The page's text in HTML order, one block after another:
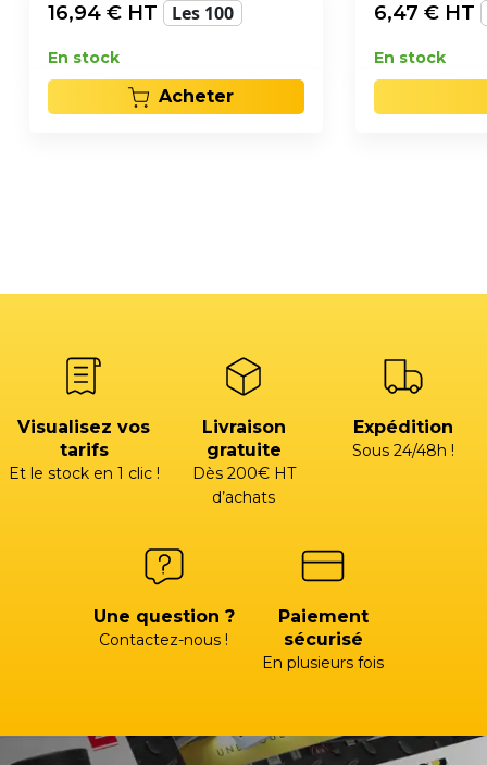
16,94 € HT Les 100
En stock
Acheter
6,47 € HT
En stock
Visualisez vos
tarifs
Et le stock en 1 clic !
Livraison
gratuite
Dès 200€ HT
d’achats
Expédition
Sous 24/48h !
Une question ?
Contactez-nous !
Paiement
sécurisé
En plusieurs fois